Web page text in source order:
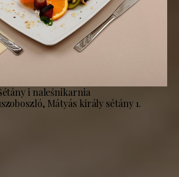
i naleśnikarnia
Mátyás király sétány 1.